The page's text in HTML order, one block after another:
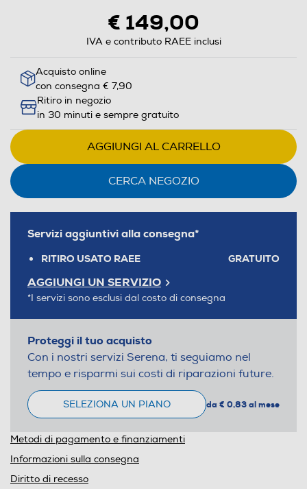
€ 149,00
IVA e contributo RAEE inclusi
Acquisto online
con consegna € 7,90
Ritiro in negozio
in 30 minuti e sempre gratuito
AGGIUNGI AL CARRELLO
CERCA NEGOZIO
Servizi aggiuntivi alla consegna*
RITIRO USATO RAEE GRATUITO
AGGIUNGI UN SERVIZIO
*I servizi sono esclusi dal costo di consegna
Proteggi il tuo acquisto
Con i nostri servizi Serena, ti seguiamo nel
tempo e risparmi sui costi di riparazioni future.
SELEZIONA UN PIANO da € 0,83 al mese
Metodi di pagamento e finanziamenti
Informazioni sulla consegna
Diritto di recesso